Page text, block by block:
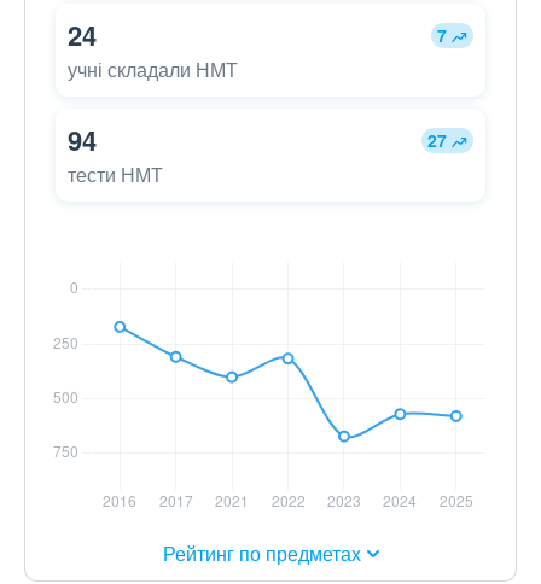
24 7
учні складали НМТ
94 27
тести НМТ
Рейтинг по предметах